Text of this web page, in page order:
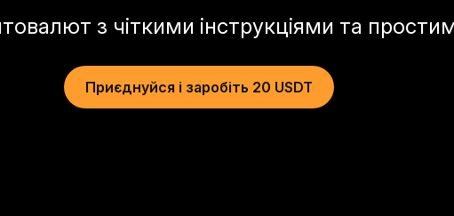
з чіткими інструкціями та
Приєднуйся і заробіть 20 USDT